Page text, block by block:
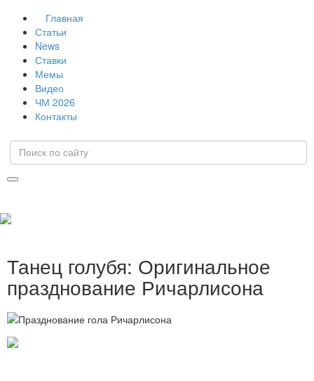
Главная
Статьи
News
Ставки
Мемы
Видео
ЧМ 2026
Контакты
Танец голубя: Оригинальное
празднование Ричарлисона